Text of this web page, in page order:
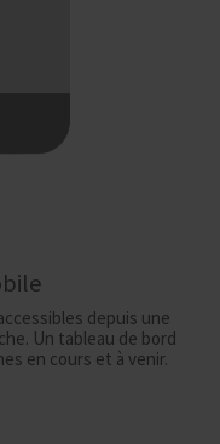
depuis une
Un tableau de bord
en cours et à venir.